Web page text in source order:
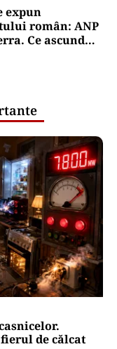
expun
român: ANP
Ce ascund
de călcat